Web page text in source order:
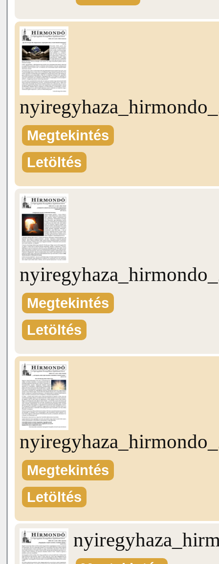
Megtekintés
Letöltés
Megtekintés
Letöltés
Megtekintés
Letöltés